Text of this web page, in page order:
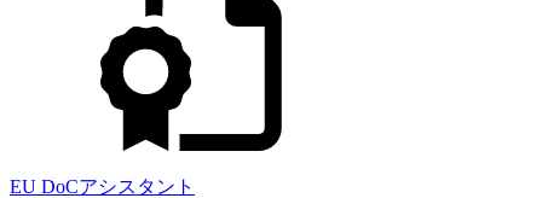
EU DoCアシスタント